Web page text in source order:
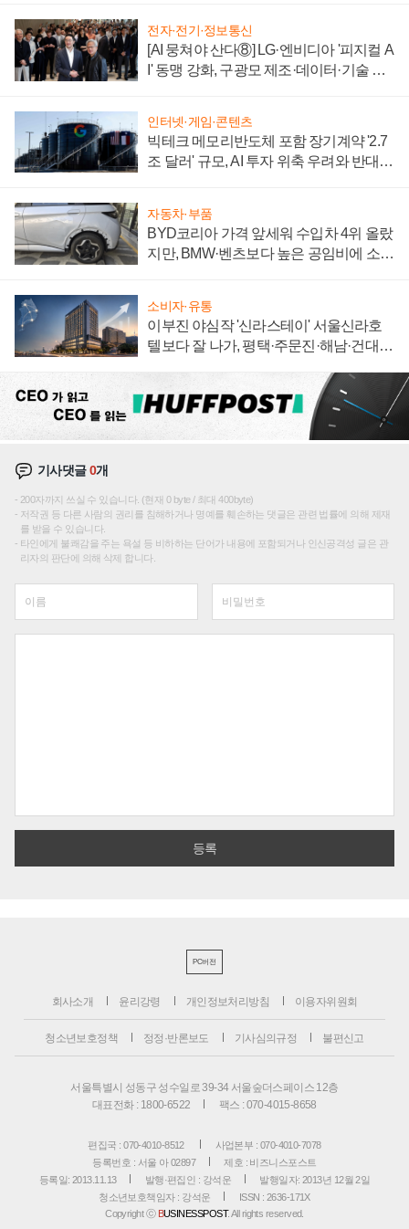
전자·전기·정보통신
[AI 뭉쳐야 산다⑧] LG·엔비디아 '피지컬 A
I' 동맹 강화, 구광모 제조·데이터·기술 결
인터넷·게임·콘텐츠
빅테크 메모리반도체 포함 장기계약 '2.7
조 달러' 규모, AI 투자 위축 우려와 반대
자동차·부품
BYD코리아 가격 앞세워 수입차 4위 올랐
지만, BMW·벤츠보다 높은 공임비에 소비
소비자·유통
이부진 야심작 '신라스테이' 서울신라호
텔보다 잘 나가, 평택·주문진·해남·건대로
기사댓글0개
200자까지 쓰실 수 있습니다. (현재 0 byte / 최대 400byte)
저작권 등 다른 사람의 권리를 침해하거나 명예를 훼손하는 댓글은 관련 법률에 의해 제재
를 받을 수 있습니다.
타인에게 불쾌감을 주는 욕설 등 비하하는 단어가 내용에 포함되거나 인신공격성 글은 관
리자의 판단에 의해 삭제 합니다.
PC버전
회사소개 윤리강령 개인정보처리방침 이용자위원회
청소년보호정책 정정·반론보도 기사심의규정 불편신고
서울특별시 성동구 성수일로 39-34 서울숲더스페이스 12층
대표전화 : 1800-6522
팩스 : 070-4015-8658
편집국 : 070-4010-8512
사업본부 : 070-4010-7078
등록번호 : 서울 아 02897
제호 : 비즈니스포스트
등록일: 2013.11.13
발행·편집인 : 강석운
발행일자: 2013년 12월 2일
청소년보호책임자 : 강석운
ISSN : 2636-171X
Copyright ⓒ BUSINESSPOST. All rights reserved.